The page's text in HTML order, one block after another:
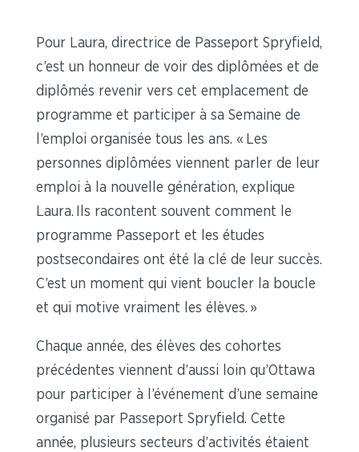
Pour Laura, directrice de Passeport Spryfield,
c’est un honneur de voir des diplômées et de
diplômés revenir vers cet emplacement de
programme et participer à sa Semaine de
l’emploi organisée tous les ans. « Les
personnes diplômées viennent parler de leur
emploi à la nouvelle génération, explique
Laura. Ils racontent souvent comment le
programme Passeport et les études
postsecondaires ont été la clé de leur succès.
C’est un moment qui vient boucler la boucle
et qui motive vraiment les élèves. »
Chaque année, des élèves des cohortes
précédentes viennent d’aussi loin qu’Ottawa
pour participer à l’événement d’une semaine
organisé par Passeport Spryfield. Cette
année, plusieurs secteurs d’activités étaient